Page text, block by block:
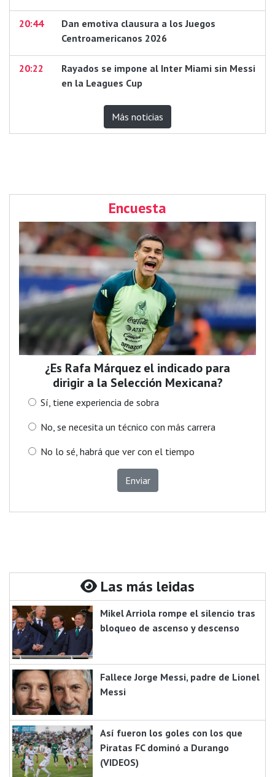
20:44
Dan emotiva clausura a los Juegos
Centroamericanos 2026
20:22
Rayados se impone al Inter Miami sin Messi
en la Leagues Cup
Más noticias
Encuesta
¿Es Rafa Márquez el indicado para
dirigir a la Selección Mexicana?
Sí, tiene experiencia de sobra
No, se necesita un técnico con más carrera
No lo sé, habrá que ver con el tiempo
Enviar
Las más leidas
Mikel Arriola rompe el silencio tras
bloqueo de ascenso y descenso
Fallece Jorge Messi, padre de Lionel
Messi
Así fueron los goles con los que
Piratas FC dominó a Durango
(VIDEOS)